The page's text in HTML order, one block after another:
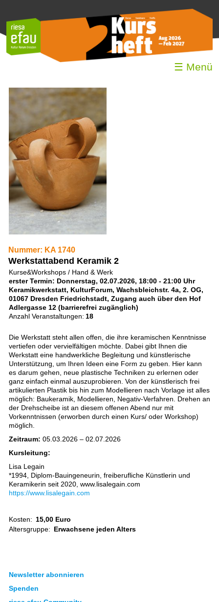
☰ Menü
Nummer: KA 1740
Werkstattabend Keramik 2
Kurse&Workshops / Hand & Werk
erster Termin: Donnerstag, 02.07.2026, 18:00 - 21:00 Uhr
Keramikwerkstatt, KulturForum, Wachsbleichstr. 4a, 2. OG,
01067 Dresden Friedrichstadt, Zugang auch über den Hof
Adlergasse 12 (barrierefrei zugänglich)
Anzahl Veranstaltungen: 18
Die Werkstatt steht allen offen, die ihre keramischen Kenntnisse
vertiefen oder vervielfältigen möchte. Dabei gibt Ihnen die
Werkstatt eine handwerkliche Begleitung und künstlerische
Unterstützung, um Ihren Ideen eine Form zu geben. Hier kann
es darum gehen, neue plastische Techniken zu erlernen oder
ganz einfach einmal auszuprobieren. Von der künstlerisch frei
artikulierten Plastik bis hin zum Modellieren nach Vorlage ist alles
möglich: Baukeramik, Modellieren, Negativ-Verfahren. Drehen an
der Drehscheibe ist an diesem offenen Abend nur mit
Vorkenntnissen (erworben durch einen Kurs/ oder Workshop)
möglich.
Zeitraum: 05.03.2026 – 02.07.2026
Kursleitung:
Lisa Legain
*1994, Diplom-Bauingeneurin, freiberufliche Künstlerin und
Keramikerin seit 2020, www.lisalegain.com
https://www.lisalegain.com
Kosten: 15,00 Euro
Altersgruppe: Erwachsene jeden Alters
Newsletter abonnieren
Spenden